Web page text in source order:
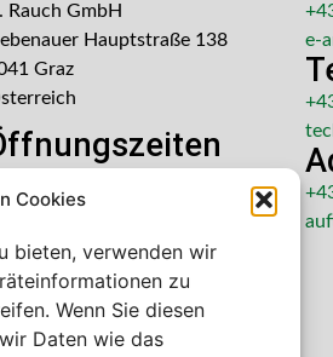
Cookies
bieten, verwenden wir
zu
Wenn Sie diesen
Daten wie das
Rauch GmbH
Hauptstraße 138
Graz
08:00 – 14:30 Uhr
e-